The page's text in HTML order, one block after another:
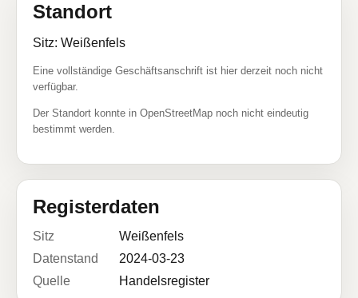
Standort
Sitz: Weißenfels
Eine vollständige Geschäftsanschrift ist hier derzeit noch nicht
verfügbar.
Der Standort konnte in OpenStreetMap noch nicht eindeutig
bestimmt werden.
Registerdaten
Sitz
Weißenfels
Datenstand
2024-03-23
Quelle
Handelsregister